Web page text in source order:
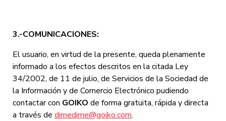
3.-COMUNICACIONES:
El usuario, en virtud de la presente, queda plenamente
informado a los efectos descritos en la citada Ley
34/2002, de 11 de julio, de Servicios de la Sociedad de
la Información y de Comercio Electrónico pudiendo
contactar con GOIKO de forma gratuita, rápida y directa
a través de dimedime@goiko.com.